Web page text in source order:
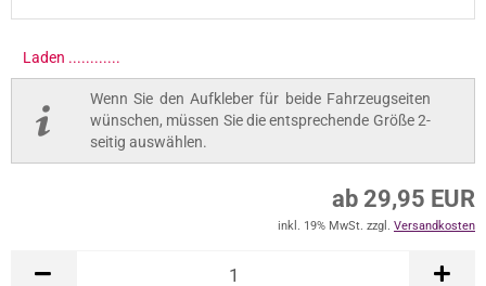
Laden .............
Wenn Sie den Aufkleber für beide Fahrzeugseiten
wünschen, müssen Sie die entsprechende Größe 2-
seitig auswählen.
ab 29,95 EUR
inkl. 19% MwSt. zzgl. Versandkosten